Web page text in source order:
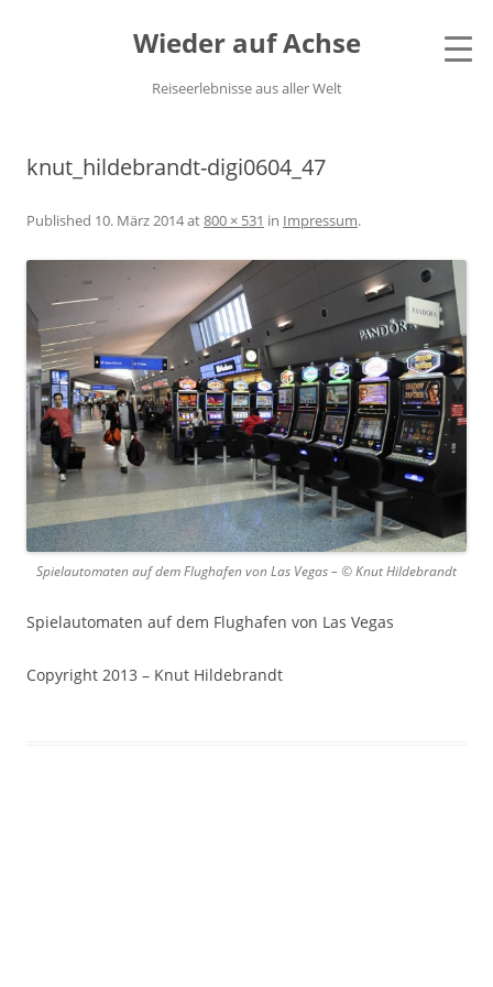
Wieder auf Achse
Reiseerlebnisse aus aller Welt
knut_hildebrandt-digi0604_47
Published 10. März 2014at800 × 531 in Impressum.
Spielautomaten auf dem Flughafen von Las Vegas – © Knut Hildebrandt
Spielautomaten auf dem Flughafen von Las Vegas
Copyright 2013 – Knut Hildebrandt